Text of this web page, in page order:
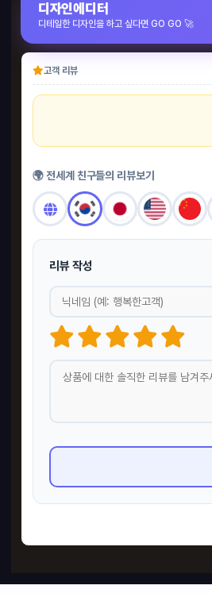
디자인에디터
디테일한 디자인을 하고 싶다면 GO GO 🚀
고객 리뷰
🌍 전세계 친구들의 리뷰보기
리뷰 작성